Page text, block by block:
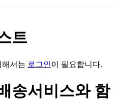
트
해서는 로그인이 필요합니다.
송서비스와 함